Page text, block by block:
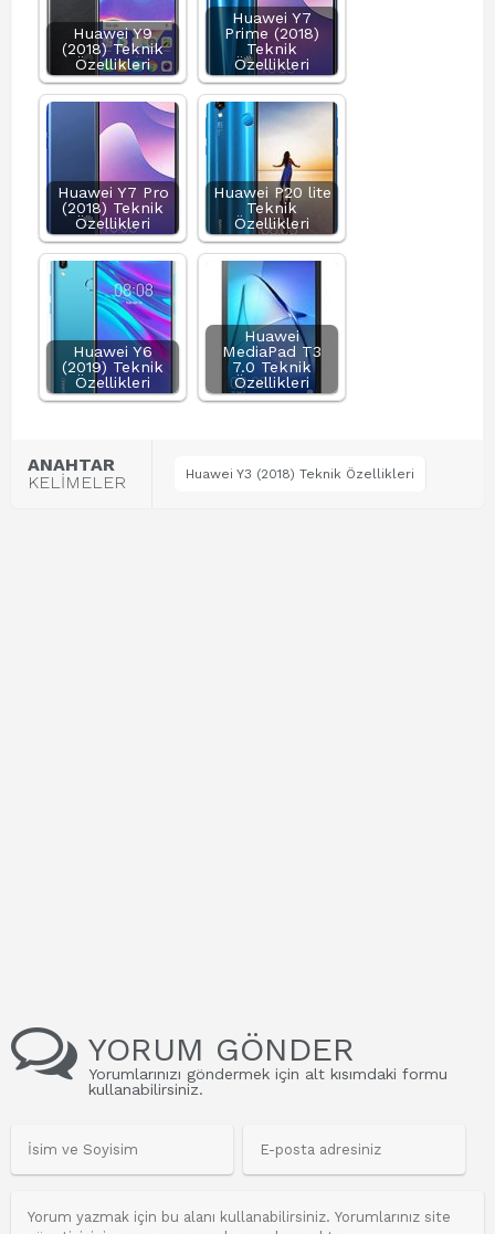
Huawei Y9
(2018) Teknik
Özellikleri
Huawei Y7
Prime (2018)
Teknik
Özellikleri
Huawei Y7 Pro
(2018) Teknik
Özellikleri
Huawei P20 lite
Teknik
Özellikleri
Huawei Y6
(2019) Teknik
Özellikleri
Huawei
MediaPad T3
7.0 Teknik
Özellikleri
ANAHTAR
KELİMELER
Huawei Y3 (2018) Teknik Özellikleri
YORUM GÖNDER
Yorumlarınızı göndermek için alt kısımdaki formu
kullanabilirsiniz.